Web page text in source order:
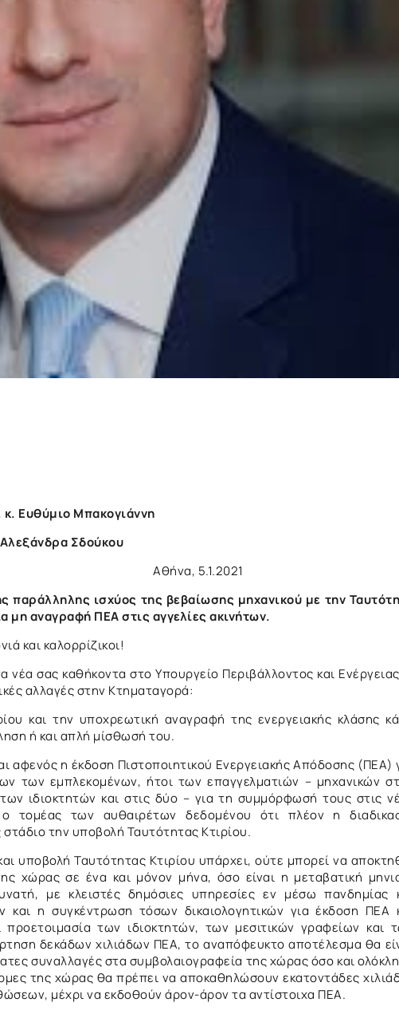
Ευθύμιο Μπακογιάννη
Σδούκου
5.1.2021
ισχύος της βεβαίωσης μηχανικού με την
μη αναγραφή ΠΕΑ στις αγγελίες ακινήτων.
και καλορρίζικοι!
νέα σας καθήκοντα στο Υπουργείο Περιβάλλοντος και
αλλαγές στην Κτηματαγορά:
και την υποχρεωτική αναγραφή της ενεργειακής κλάσης
ή και απλή μίσθωσή του.
αφενός η έκδοση Πιστοποιητικού Ενεργειακής Απόδοσης (ΠΕΑ)
των εμπλεκομένων, ήτοι των επαγγελματιών – μηχανικών
ιδιοκτητών και στις δύο – για τη συμμόρφωσή τους στις
τομέας των αυθαιρέτων δεδομένου ότι πλέον η
την υποβολή Ταυτότητας Κτιρίου.
υποβολή Ταυτότητας Κτιρίου υπάρχει, ούτε μπορεί να
χώρας σε ένα και μόνον μήνα, όσο είναι η μεταβατική
με κλειστές δημόσιες υπηρεσίες εν μέσω πανδημίας
και η συγκέντρωση τόσων δικαιολογητικών για έκδοση ΠΕΑ
των ιδιοκτητών, των μεσιτικών γραφείων και
δεκάδων χιλιάδων ΠΕΑ, το αναπόφευκτο αποτέλεσμα θα
συναλλαγές στα συμβολαιογραφεία της χώρας όσο και
της χώρας θα πρέπει να αποκαθηλώσουν εκατοντάδες
μέχρι να εκδοθούν άρον-άρον τα αντίστοιχα ΠΕΑ.